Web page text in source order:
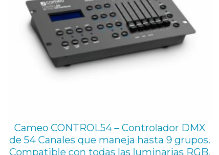
Cameo CONTROL54 – Controlador DMX
de 54 Canales que maneja hasta 9 grupos.
Compatible con todas las luminarias RGB,